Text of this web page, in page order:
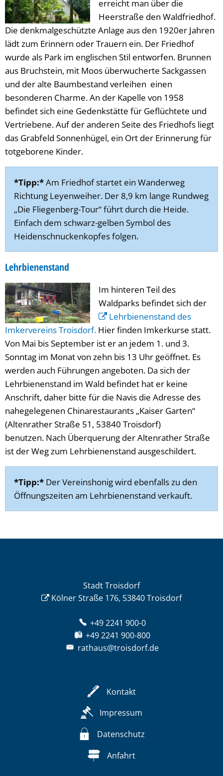
erreicht man über die
Heerstraße den Waldfriedhof.
Die denkmalgeschützte Anlage aus den 1920er Jahren
lädt zum Erinnern oder Trauern ein. Der Friedhof
wurde als Park im englischen Stil entworfen. Brunnen
aus Bruchstein, mit Moos überwucherte Sackgassen
und der alte Baumbestand verleihen einen
besonderen Charme. An der Kapelle von 1958
befindet sich eine Gedenkstätte für Geflüchtete und
Vertriebene. Auf der anderen Seite des Friedhofs liegt
das Grabfeld Sonnenhügel, ein Ort der Erinnerung für
totgeborene Kinder.
*Tipp:*Am Friedhof startet ein Wanderweg
Richtung Leyenweiher. Der 8,9 km lange Rundweg
„Die Fliegenberg-Tour“ führt durch die Heide.
Einfach dem schwarz-gelben Symbol des
Heidenschnuckenkopfes folgen.
Lehrbienenstand
Im hinteren Teil des
Waldparks befindet sich der
Lehrbienenstand des
Imkervereins Troisdorf. Hier finden Imkerkurse statt.
Von Mai bis September ist er an jedem 1. und 3.
Sonntag im Monat von zehn bis 13 Uhr geöffnet. Es
werden auch Führungen angeboten. Da sich der
Lehrbienenstand im Wald befindet hat er keine
Anschrift, daher bitte für die Navis die Adresse des
nahegelegenen Chinarestaurants „Kaiser Garten“
(Altenrather Straße 51, 53840 Troisdorf)
benutzen. Nach Überquerung der Altenrather Straße
ist der Weg zum Lehrbienenstand ausgeschildert.
*Tipp:* Der Vereinshonig wird ebenfalls zu den
Öffnungszeiten am Lehrbienenstand verkauft.
Stadt Troisdorf
Kölner Straße 176, 53840 Troisdorf
+49 2241 900-0
+49 2241 900-800
rathaus@troisdorf.de
Kontakt
Impressum
Datenschutz
Anfahrt